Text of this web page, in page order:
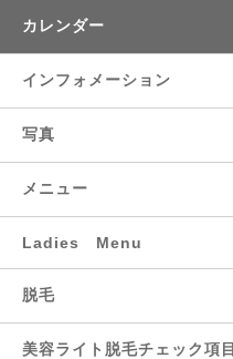
カレンダー
インフォメーション
写真
メニュー
Ladies Menu
脱毛
美容ライト脱毛チェック項目